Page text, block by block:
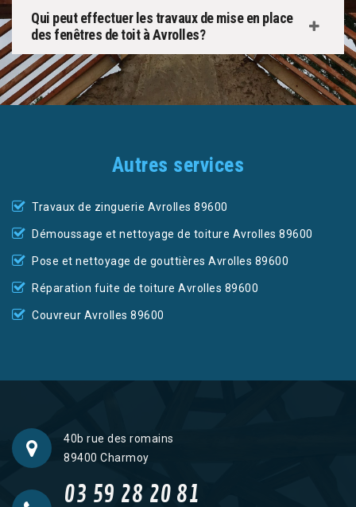
Qui peut effectuer les travaux de mise en place
des fenêtres de toit à Avrolles?
Autres services
Travaux de zinguerie Avrolles 89600
Démoussage et nettoyage de toiture Avrolles 89600
Pose et nettoyage de gouttières Avrolles 89600
Réparation fuite de toiture Avrolles 89600
Couvreur Avrolles 89600
40b rue des romains
89400 Charmoy
03 59 28 20 81